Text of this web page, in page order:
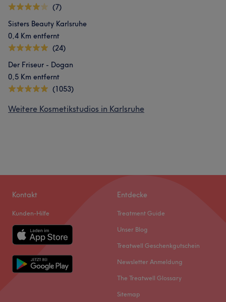
(7)
Sisters Beauty Karlsruhe
0,4 Km entfernt
(24)
Der Friseur - Dogan
0,5 Km entfernt
(1053)
Weitere Kosmetikstudios in Karlsruhe
Kontakt
Kunden-Hilfe
Entdecke
Treatment Guide
Unser Blog
Treatwell Geschenkgutschein
Newsletter Anmeldung
The Treatwell Glossary
Sitemap